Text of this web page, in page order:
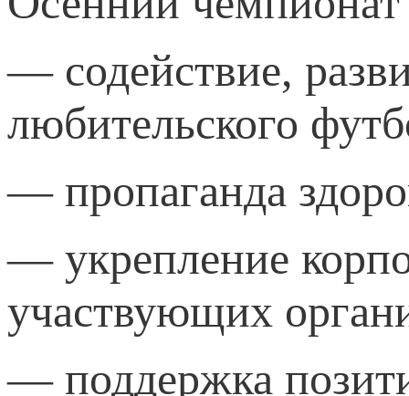
— содействие,
любительского
— пропаганда
— укрепление
участвующих
— поддержка